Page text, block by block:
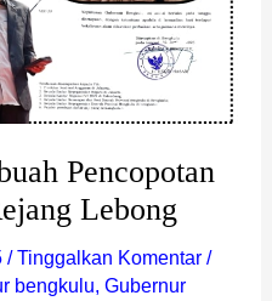
Pencopotan
Lebong
/Tinggalkan Komentar /
bengkulu, Gubernur